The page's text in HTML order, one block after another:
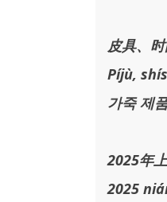
皮具、
Píjù,
가죽 제
2025年
2025